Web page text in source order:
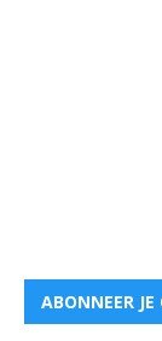
ABONNEER